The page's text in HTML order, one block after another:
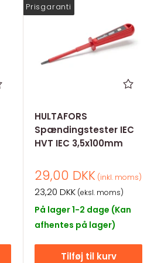
Prisgaranti
HULTAFORS
Spændingstester IEC
HVT IEC 3,5x100mm
Salgspris
29,00 DKK (inkl. moms)
Salgspris
23,20 DKK (eksl. moms)
På lager 1-2 dage (Kan
afhentes på lager)
Tilføj til kurv